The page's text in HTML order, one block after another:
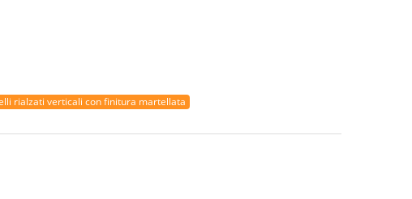
rialzati verticali con finitura martellata